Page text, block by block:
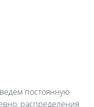
постоянную
распределения